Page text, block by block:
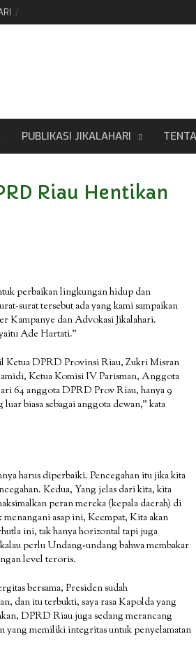
PUBLIKASI JIKALAHARI
Riau Hentikan
perbaikan lingkungan hidup dan
surat tersebut ada yang kami sampaikan
Kampanye dan Advokasi Jikalahari.
Ade Hartati.”
Ketua DPRD Provinsi Riau, Zukri Misran
Ketua Komisi IV Parisman, Anggota
64 anggota DPRD Prov Riau, hanya 9
biasa sebagai anggota dewan,” kata
harus diperbaiki. Pencegahan itu jika kita
Kedua, Yang jelas dari kita, kita
peran mereka (kepala daerah) di
asap ini, Keempat, Kita akan
ini, tak hanya horizontal tapi juga
perlu Undang-undang bahwa membakar
level teroris.
bersama, Presiden sudah
dan itu terbukti, saya rasa Kapolda yang
DPRD Riau juga sedang merancang
yang memiliki integritas untuk penyelamatan